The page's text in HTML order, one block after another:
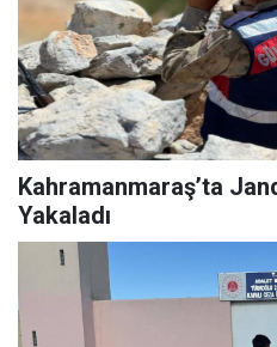
Kahramanmaraş’ta
Yakaladı